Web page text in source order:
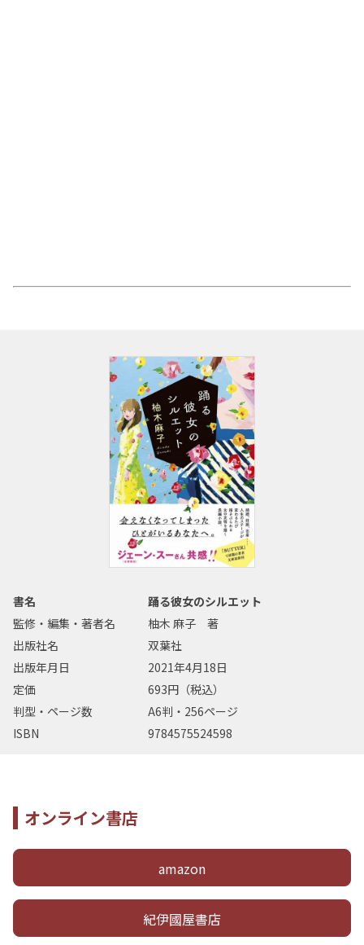
書名
踊る彼女のシルエット
監修・編集・著者名
柚木 麻子 著
出版社名
双葉社
出版年月日
2021年4月18日
定価
693円（税込）
判型・ページ数
A6判・256ページ
ISBN
9784575524598
オンライン書店
amazon
紀伊國屋書店